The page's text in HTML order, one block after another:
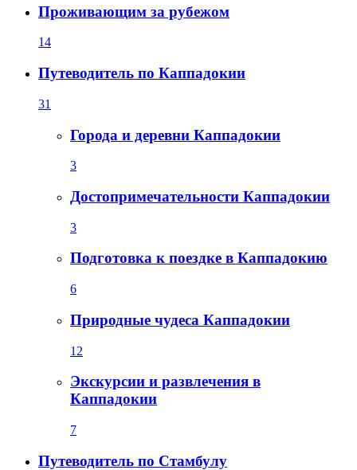
Проживающим за рубежом
14
Путеводитель по Каппадокии
31
Города и деревни Каппадокии
3
Достопримечательности Каппадокии
3
Подготовка к поездке в Каппадокию
6
Природные чудеса Каппадокии
12
Экскурсии и развлечения в
Каппадокии
7
Путеводитель по Стамбулу